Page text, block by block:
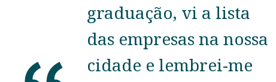
graduação, vi a lista
das empresas na nossa
cidade e lembrei-me